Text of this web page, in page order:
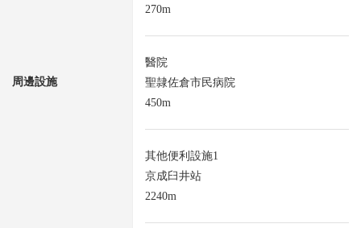
周邊設施
270m
醫院
聖隷佐倉市民病院
450m
其他便利設施1
京成臼井站
2240m